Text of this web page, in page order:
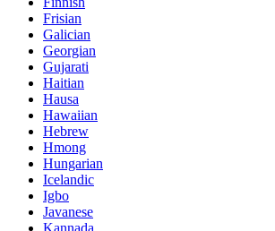
Frisian
Galician
Georgian
Gujarati
Haitian
Hausa
Hawaiian
Hebrew
Hmong
Hungarian
Icelandic
Igbo
Javanese
Kannada